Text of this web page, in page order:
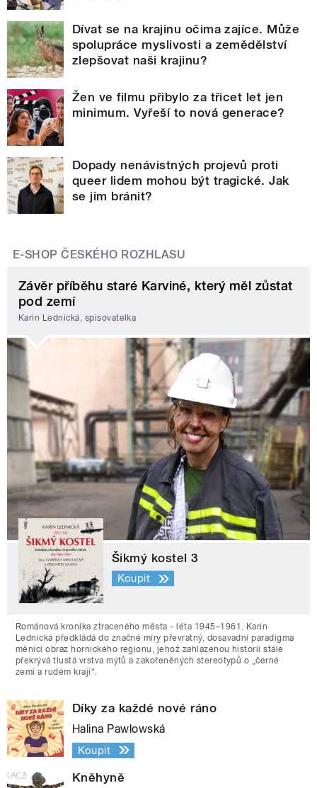
Dívat se na krajinu očima zajíce. Může
spolupráce myslivosti a zemědělství
zlepšovat naši krajinu?
Žen ve filmu přibylo za třicet let jen
minimum. Vyřeší to nová generace?
Dopady nenávistných projevů proti
queer lidem mohou být tragické. Jak
se jim bránit?
E-SHOP ČESKÉHO ROZHLASU
Závěr příběhu staré Karviné, který měl zůstat
pod zemí
Karin Lednická, spisovatelka
Šikmý kostel 3
Koupit
Románová kronika ztraceného města - léta 1945–1961. Karin
Lednická předkládá do značné míry převratný, dosavadní paradigma
měnící obraz hornického regionu, jehož zahlazenou historii stále
překrývá tlustá vrstva mýtů a zakořeněných stereotypů o „černé
zemi a rudém kraji“.
Díky za každé nové ráno
Halina Pawlowská
Koupit
Kněhyně